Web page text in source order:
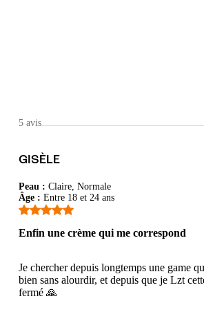
J'aime bcp erborian
5 avis
GISÈLE
Peau: Claire, Normale
Âge: Entre 18 et 24 ans
Enfin une crème qui me correspond
Je chercher depuis longtemps une game
bien sans alourdir, et depuis que je Lzt
fermé 🙏